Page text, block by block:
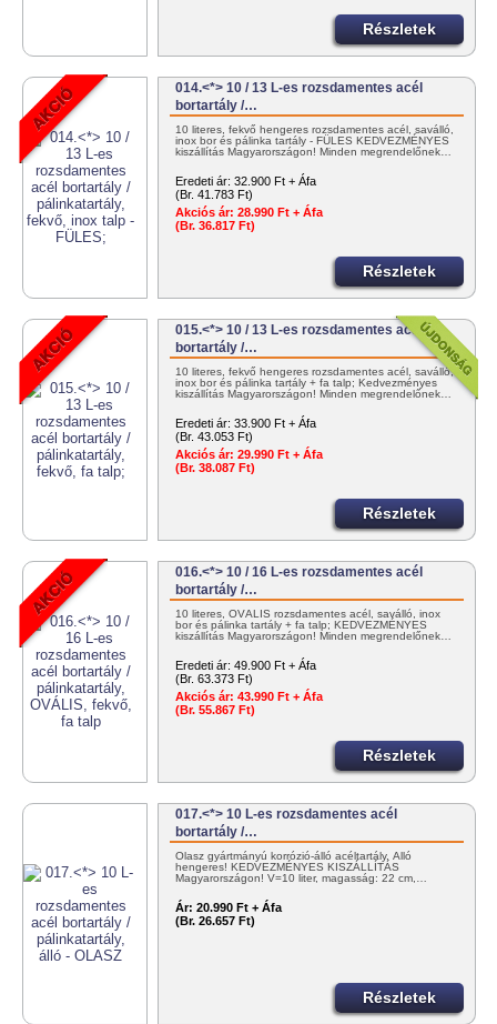
Részletek
014.<*> 10 / 13 L-es rozsdamentes acél
bortartály /…
10 literes, fekvő hengeres rozsdamentes acél, saválló,
inox bor és pálinka tartály - FÜLES KEDVEZMÉNYES
kiszállítás Magyarországon! Minden megrendelőnek…
Eredeti ár: 32.900 Ft + Áfa
(Br. 41.783 Ft)
Akciós ár: 28.990 Ft + Áfa
(Br. 36.817 Ft)
Részletek
015.<*> 10 / 13 L-es rozsdamentes acél
bortartály /…
10 literes, fekvő hengeres rozsdamentes acél, saválló,
inox bor és pálinka tartály + fa talp; Kedvezményes
kiszállítás Magyarországon! Minden megrendelőnek…
Eredeti ár: 33.900 Ft + Áfa
(Br. 43.053 Ft)
Akciós ár: 29.990 Ft + Áfa
(Br. 38.087 Ft)
Részletek
016.<*> 10 / 16 L-es rozsdamentes acél
bortartály /…
10 literes, OVÁLIS rozsdamentes acél, saválló, inox
bor és pálinka tartály + fa talp; KEDVEZMÉNYES
kiszállítás Magyarországon! Minden megrendelőnek…
Eredeti ár: 49.900 Ft + Áfa
(Br. 63.373 Ft)
Akciós ár: 43.990 Ft + Áfa
(Br. 55.867 Ft)
Részletek
017.<*> 10 L-es rozsdamentes acél
bortartály /…
Olasz gyártmányú korrózió-álló acéltartály. Álló
hengeres! KEDVEZMÉNYES KISZÁLLÍTÁS
Magyarországon! V=10 liter, magasság: 22 cm,…
Ár: 20.990 Ft + Áfa
(Br. 26.657 Ft)
Részletek